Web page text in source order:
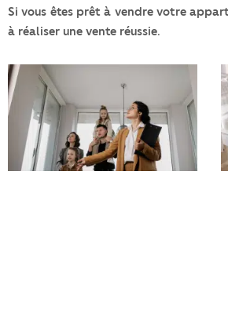
Si vous êtes prêt à vendre votre
à réaliser une vente réussie.